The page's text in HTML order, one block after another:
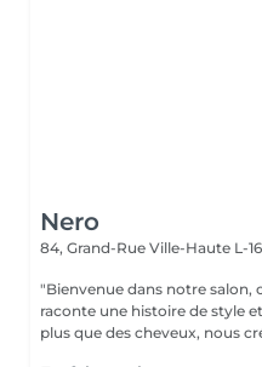
Nero
84, Grand-Rue Ville-Haute L-
"Bienvenue dans notre salon,
raconte une histoire de style
plus que des cheveux, nous